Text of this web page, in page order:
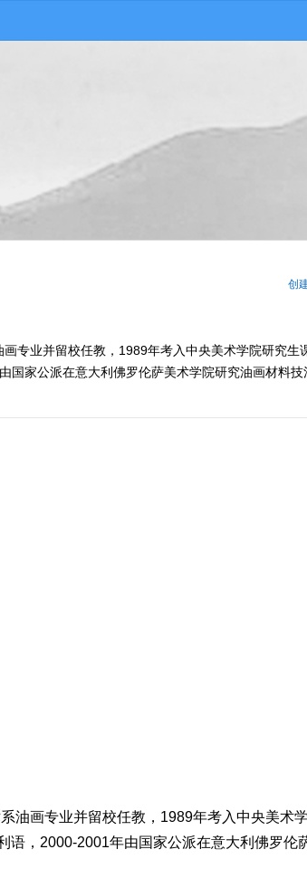
创
专业并留校任教，1989年考入中央美术学院研究生
家公派在意大利佛罗伦萨美术学院研究油画材料技
油画专业并留校任教，1989年考入中央美术
语，2000-2001年由国家公派在意大利佛罗伦